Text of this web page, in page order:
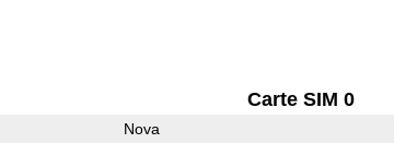
Carte SIM 0
Nova